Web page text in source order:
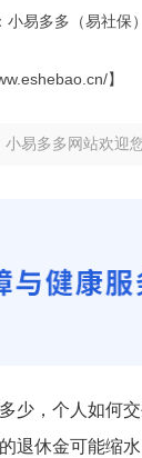
多多（易社保
】
易多多网站欢迎
少，个人如何
退休金可能缩水